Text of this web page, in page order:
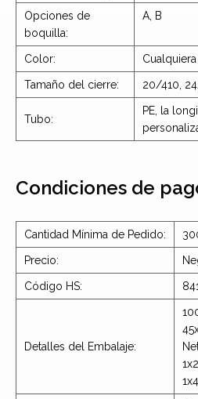
Opciones de
boquilla:
A, B
Color: Cualquiera
Tamaño del cierre: 20/410,
Tubo:
PE, la
Condiciones de
Cantidad Mínima de Pedido:
Precio:
Código HS:
Detalles del Embalaje: